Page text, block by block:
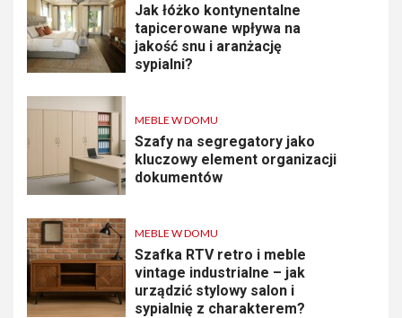
Jak łóżko kontynentalne
tapicerowane wpływa na
jakość snu i aranżację
sypialni?
MEBLE W DOMU
Szafy na segregatory jako
kluczowy element organizacji
dokumentów
MEBLE W DOMU
Szafka RTV retro i meble
vintage industrialne – jak
urządzić stylowy salon i
sypialnię z charakterem?